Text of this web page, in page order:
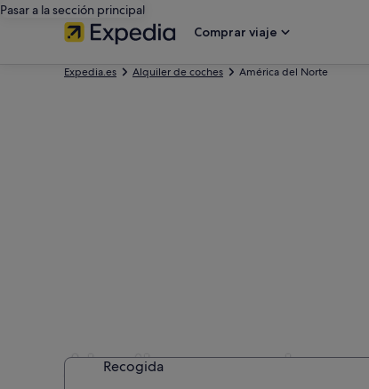
Pasar a la sección principal
Comprar viaje
Expedia.es Alquiler de coches América del Norte
Alquilar un coche
Recogida